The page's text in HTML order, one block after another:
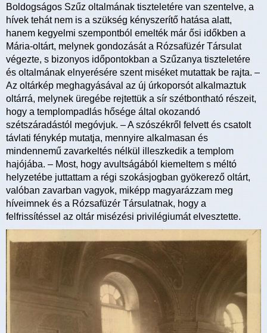
Boldogságos Szűz oltalmának tiszteletére van szentelve, a
hívek tehát nem is a szükség kényszerítő hatása alatt,
hanem kegyelmi szempontból emelték már ősi időkben a
Mária-oltárt, melynek gondozását a Rózsafüzér Társulat
végezte, s bizonyos időpontokban a Szűzanya tiszteletére
és oltalmának elnyerésére szent miséket mutattak be rajta. –
Az oltárkép meghagyásával az új úrkoporsót alkalmaztuk
oltárrá, melynek üregébe rejtettük a sír szétbontható részeit,
hogy a templompadlás hősége által okozandó
szétszáradástól megóvjuk. – A szószékről felvett és csatolt
távlati fénykép mutatja, mennyire alkalmasan és
mindennemű zavarkeltés nélkül illeszkedik a templom
hajójába. – Most, hogy avultságából kiemeltem s méltó
helyzetébe juttattam a régi szokásjogban gyökerező oltárt,
valóban zavarban vagyok, miképp magyarázzam meg
híveimnek és a Rózsafüzér Társulatnak, hogy a
felfrissítéssel az oltár misézési privilégiumát elvesztette.